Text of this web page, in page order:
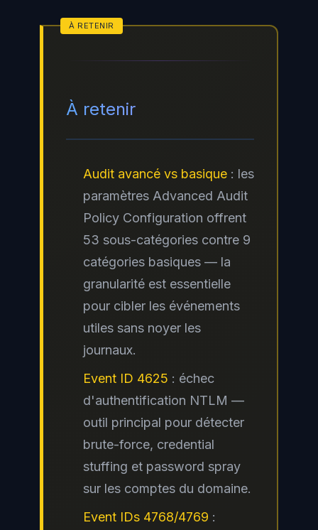
À retenir
Audit avancé vs basique : les
paramètres Advanced Audit
Policy Configuration offrent
53 sous-catégories contre 9
catégories basiques — la
granularité est essentielle
pour cibler les événements
utiles sans noyer les
journaux.
Event ID 4625 : échec
d'authentification NTLM —
outil principal pour détecter
brute-force, credential
stuffing et password spray
sur les comptes du domaine.
Event IDs 4768/4769 :